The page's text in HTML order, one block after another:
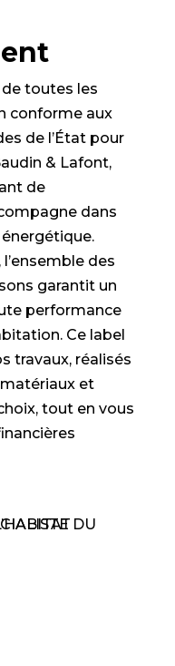
toutes les
conforme aux
de l’État pour
& Lafont,
de
dans
des
garantit un
performance
Ce label
travaux, réalisés
et
tout en vous